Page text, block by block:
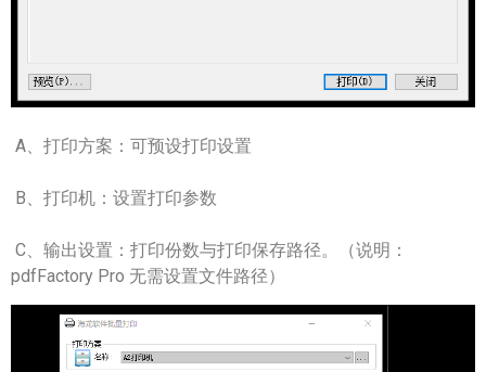
A、打印方案：可预设打印设置
B、打印机：设置打印参数
C、输出设置：打印份数与打印保存路径。（说明：
pdfFactory Pro 无需设置文件路径）